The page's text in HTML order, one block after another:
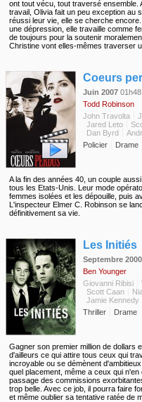
ont tout vécu, tout traversé
travail, Olivia fait un peu exception au
réussi leur vie, elle se cherche
une dépression, elle travaille comme
de toujours pour la soutenir
Christine vont elles-mêmes traverser
Coeurs
Juin 2007 01h48
Todd Robinson
John Travolta
Jared Leto
Dan Byrd
Policier
Drame
A la fin des années 40, un couple
tous les Etats-Unis. Leur mode
femmes isolées et les dépouille, puis
L'inspecteur Elmer C. Robinson se
définitivement sa vie.
Les Initiés
Septembre 2000
Ben Younger
Giovanni Ribisi
Scott Caan
Jamie Kennedy
Thriller
Drame
Gagner son premier million de dollars
d'ailleurs ce qui attire tous ceux qui
incroyable ou se démènent
quel placement, même a ceux qui
passage des commissions
trop belle. Avec ce job, il pourra faire
et même oublier sa tentative ratée de